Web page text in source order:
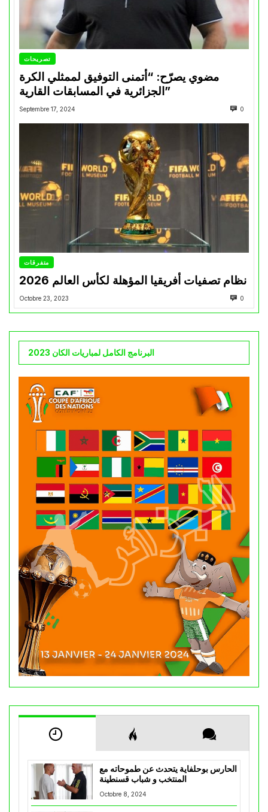
تصريحات
مضوي يصرّح: “أتمنى التوفيق لممثلي الكرة
الجزائرية في المسابقات القارية”
Septembre 17, 2024 0
متفرقات
نظام تصفيات أفريقيا المؤهلة لكأس العالم 2026
Octobre 23, 2023 0
البرنامج الكامل لمباريات الكان 2023
الحارس بوحلفاية يتحدث عن طموحاته مع
المنتخب و شباب قسنطينة
Octobre 8, 2024